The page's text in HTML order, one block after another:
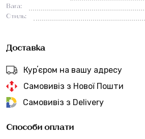
Вага:
Стиль:
Доставка
Курʼєром на вашу адресу
Самовивіз з Нової Пошти
Самовивіз з Delivery
Способи оплати